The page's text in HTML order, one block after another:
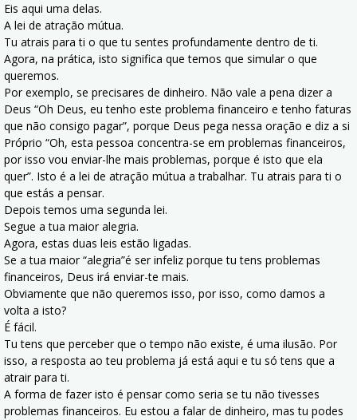
Eis aqui uma delas.
A lei de atração mútua.
Tu atrais para ti o que tu sentes profundamente dentro de ti.
Agora, na prática, isto significa que temos que simular o que
queremos.
Por exemplo, se precisares de dinheiro. Não vale a pena dizer a
Deus “Oh Deus, eu tenho este problema financeiro e tenho faturas
que não consigo pagar”, porque Deus pega nessa oração e diz a si
Próprio “Oh, esta pessoa concentra-se em problemas financeiros,
por isso vou enviar-lhe mais problemas, porque é isto que ela
quer”. Isto é a lei de atração mútua a trabalhar. Tu atrais para ti o
que estás a pensar.
Depois temos uma segunda lei.
Segue a tua maior alegria.
Agora, estas duas leis estão ligadas.
Se a tua maior “alegria”é ser infeliz porque tu tens problemas
financeiros, Deus irá enviar-te mais.
Obviamente que não queremos isso, por isso, como damos a
volta a isto?
É fácil.
Tu tens que perceber que o tempo não existe, é uma ilusão. Por
isso, a resposta ao teu problema já está aqui e tu só tens que a
atrair para ti.
A forma de fazer isto é pensar como seria se tu não tivesses
problemas financeiros. Eu estou a falar de dinheiro, mas tu podes